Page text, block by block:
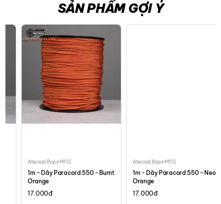
SẢN PHẨM GỢI Ý
Atwood Rope MFG
1m - Dây Paracord 550 - Burnt
Orange
17.000đ
Atwood Rope MFG
1m - Dây Paracord 550 - Neon
Orange
17.000đ